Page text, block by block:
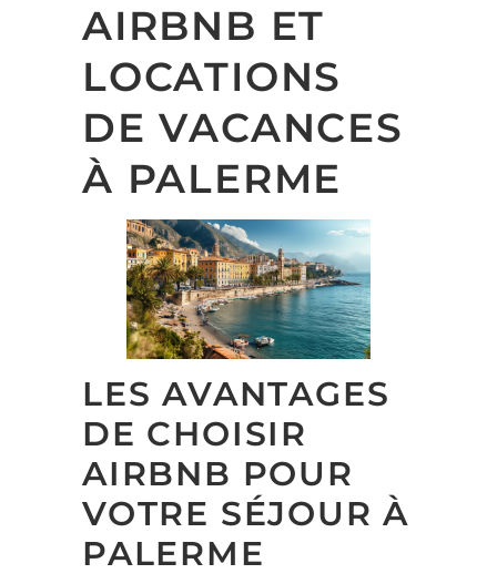
AIRBNB ET
LOCATIONS
DE VACANCES
À PALERME
LES AVANTAGES
DE CHOISIR
AIRBNB POUR
VOTRE SÉJOUR À
PALERME